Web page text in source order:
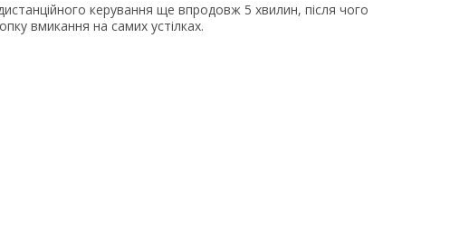
керування ще впродовж 5 хвилин, після чого
вмикання на самих устілках.